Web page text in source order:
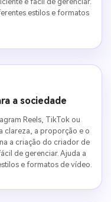
estilos e formatos
a sociedade
Reels, TikTok ou
clareza, a proporção e o
a criação do criador de
de gerenciar. Ajuda a
e formatos de vídeo.